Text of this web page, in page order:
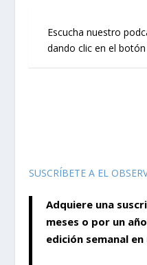
Escucha nuestro
dando clic en el
SUSCRÍBETE A EL
Adquiere una
meses o por un
edición semanal en